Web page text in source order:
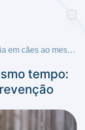
Diarreia em cães ao mesmo tempo: causas, tratamento e prevenção
tempo: